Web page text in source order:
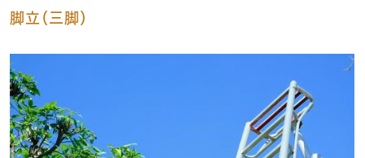
脚立（三脚）